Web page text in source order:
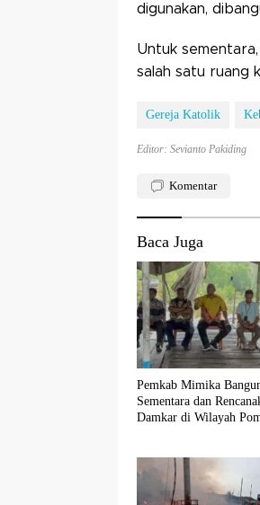
digunakan,
Untuk
salah satu ruang
Gereja Katolik
Editor: Sevianto Pakiding
Komentar
Baca Juga
Pemkab Mimika
Sementara dan
Damkar di Wilayah